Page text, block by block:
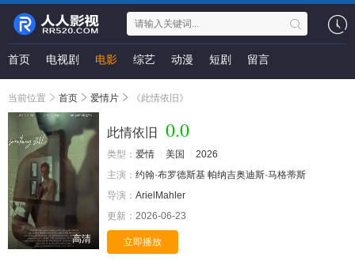
首页 电视剧 电影 综艺 动漫 短剧 留言
当前位置 首页 爱情片 《此情依旧》
高清
此情依旧 0.0
类型： 爱情 美国
2026
主演： 约翰·布罗德斯基 帕纳吉奥迪斯·马格蒂斯
导演： ArielMahler
更新： 2026-06-23
立即播放